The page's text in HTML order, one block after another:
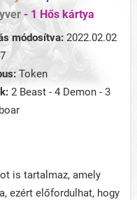
- 1 Hős kártya
módosítva: 2022.02.02
Token
2 Beast - 4 Demon - 3
is tartalmaz, amely
ezért előfordulhat, hogy